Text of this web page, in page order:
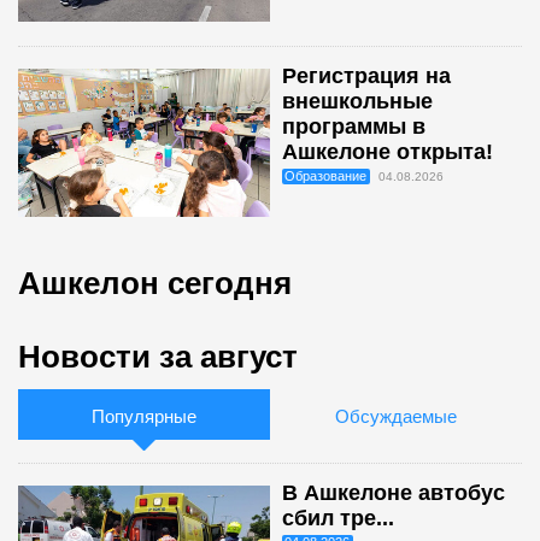
Регистрация на
внешкольные
программы в
Ашкелоне открыта!
Образование 04.08.2026
Ашкелон сегодня
Новости за август
Популярные Обсуждаемые
В Ашкелоне автобус
сбил тре...